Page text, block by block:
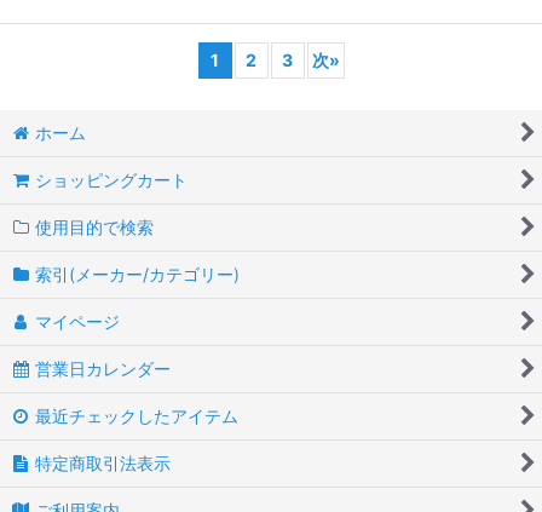
1 2 3 次»
ホーム
ショッピングカート
使用目的で検索
索引(メーカー/カテゴリー)
マイページ
営業日カレンダー
最近チェックしたアイテム
特定商取引法表示